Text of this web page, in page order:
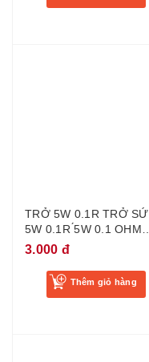
TRỞ 5W 0.1R TRỞ SỨ
5W 0.1R ́5W 0.1 OHM
LOẠI TỐT
3.000 đ
Thêm giỏ hàng